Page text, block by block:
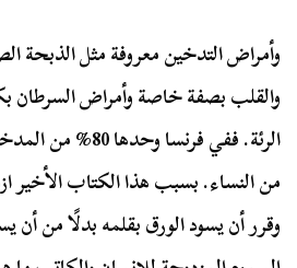
وأمراض التدخين معروفة مثل الذبحة
والقلب بصفة خاصة وأمراض السرطان
من النساء. بسبب هذا الكتاب الأخير
وقرر أن يسود الورق بقلمه بدلًا من أن